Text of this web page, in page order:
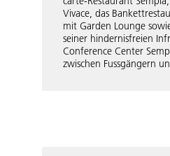
Vivace, das
mit Garden Lounge
seiner hindernisfreien
Conference Center
zwischen Fussgängern